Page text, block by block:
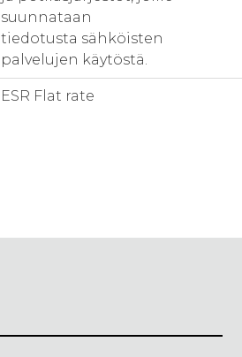
suunnataan
tiedotusta sähköisten
palvelujen käytöstä.
ESR Flat rate